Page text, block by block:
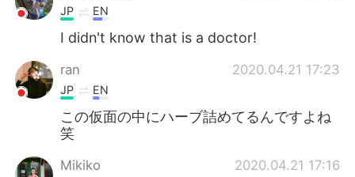
JP EN
I didn't know that is a doctor!
ran 2020.04.21 17:23
JP EN
この仮面の中にハーブ詰めてるんですよね
笑
Mikiko 2020.04.21 17:16